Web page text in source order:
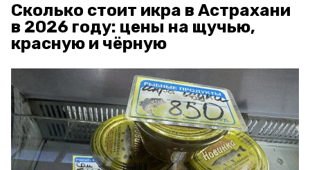
Сколько стоит икра в Астрахани
в 2026 году: цены на щучью,
красную и чёрную